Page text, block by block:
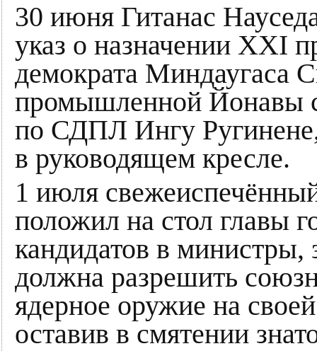
30 июня Гитанас
указ о назначении XXI
демократа Миндаугаса
промышленной Йонавы
по СДПЛ Ингу
в руководящем кресле.
1 июля
положил на стол главы
кандидатов в
должна разрешить
ядерное оружие на
оставив в смятении